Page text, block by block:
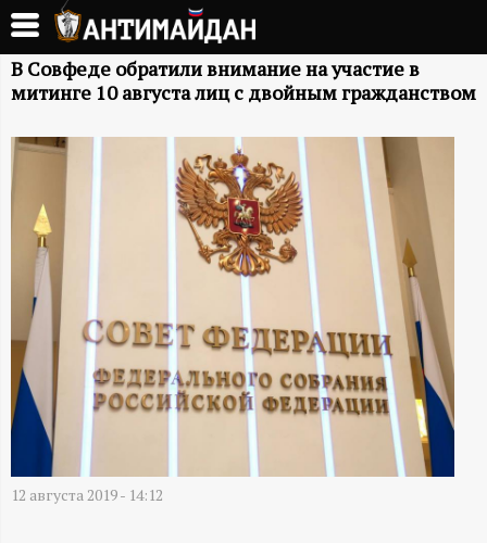
Перейти
основному
содержанию
А
Т
И
М
А
Й
Д
А
В Совфеде обратили внимание на участие в
митинге 10 августа лиц с двойным гражданством
12 августа 2019 - 14:12